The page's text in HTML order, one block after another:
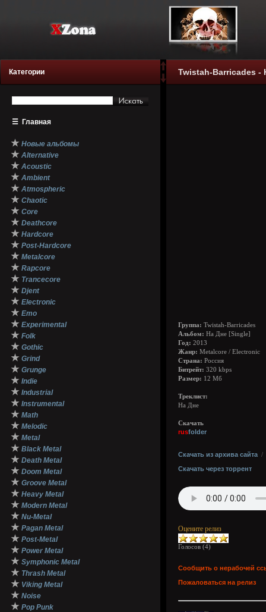
Категории
☰ Главная
★ Новые альбомы
★ Alternative
★ Acoustic
★ Ambient
★ Atmospheric
★ Chaotic
★ Core
★ Deathcore
★ Hardcore
★ Post-Hardcore
★ Metalcore
★ Rapcore
★ Trancecore
★ Djent
★ Electronic
★ Emo
★ Experimental
★ Folk
★ Gothic
★ Grind
★ Grunge
★ Indie
★ Industrial
★ Instrumental
★ Math
★ Melodic
★ Metal
★ Black Metal
★ Death Metal
★ Doom Metal
★ Groove Metal
★ Heavy Metal
★ Modern Metal
★ Nu-Metal
★ Pagan Metal
★ Post-Metal
★ Power Metal
★ Symphonic Metal
★ Thrash Metal
★ Viking Metal
★ Noise
★ Pop Punk
Twistah-Barricades -
Группа: Twistah-Barricades
Альбом: На Дне [Single]
Год: 2013
Жанр: Metalcore / Electronic
Страна: Россия
Битрейт: 320 kbps
Размер: 12 Мб
Треклист:
На Дне
Скачать
rusfolder
Скачать из архива сайта /
Скачать через торрент
Оцените релиз
Голосов (4)
Сообщить о нерабочей
Пожаловаться на релиз